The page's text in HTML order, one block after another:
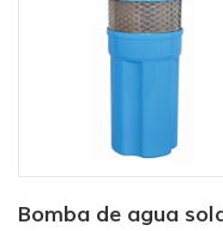
Bomba de agua